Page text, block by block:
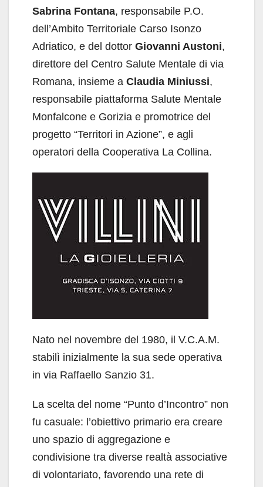
Sabrina Fontana, responsabile P.O.
dell’Ambito Territoriale Carso Isonzo
Adriatico, e del dottor Giovanni Austoni,
direttore del Centro Salute Mentale di via
Romana, insieme a Claudia Miniussi,
responsabile piattaforma Salute Mentale
Monfalcone e Gorizia e promotrice del
progetto “Territori in Azione”, e agli
operatori della Cooperativa La Collina.
Nato nel novembre del 1980, il V.C.A.M.
stabilì inizialmente la sua sede operativa
in via Raffaello Sanzio 31.
La scelta del nome “Punto d’Incontro” non
fu casuale: l’obiettivo primario era creare
uno spazio di aggregazione e
condivisione tra diverse realtà associative
di volontariato, favorendo una rete di